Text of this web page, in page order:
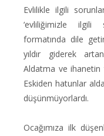
Evlilikle ilgili
‘evliliğimizle ilgili
formatında dile
yıldır giderek
Aldatma ve ihanetin
Eskiden hatunlar
düşünmüyorlardı.
Ocağımıza ilk